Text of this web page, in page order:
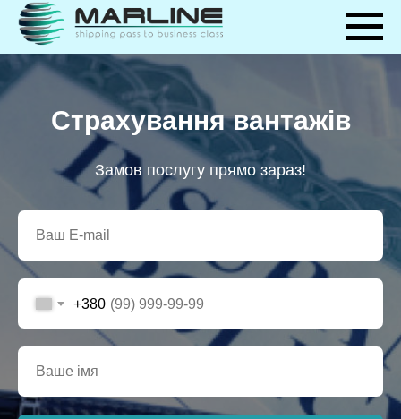
Страхування вантажів
Замов послугу прямо зараз!
+380